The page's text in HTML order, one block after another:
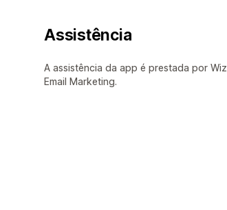
Assistência
A assistência da app é prestada por Wiz
Email Marketing.